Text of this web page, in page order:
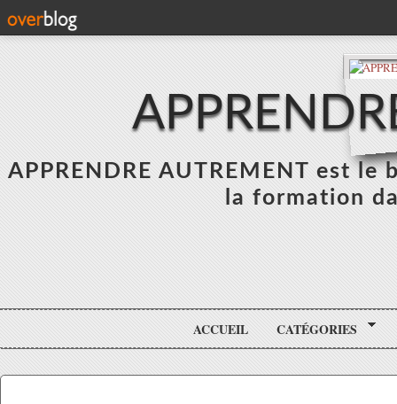
APPRENDRE AUTREMENT est
la formation
ACCUEIL CATÉGORIES